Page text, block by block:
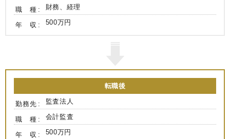
職 種 財務、経理
年 収 500万円
転職後
勤務先 監査法人
職 種 会計監査
年 収 500万円